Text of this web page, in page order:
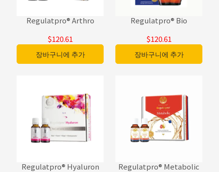
Regulatpro® Arthro
$120.61
장바구니에 추가
Regulatpro® Bio
$120.61
장바구니에 추가
Regulatpro® Hyaluron
Regulatpro® Metabolic